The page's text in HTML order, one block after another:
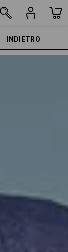
INDIETRO    >